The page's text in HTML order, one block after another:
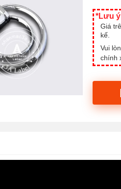
*Lưu
Giá
kế.
Vui
chính